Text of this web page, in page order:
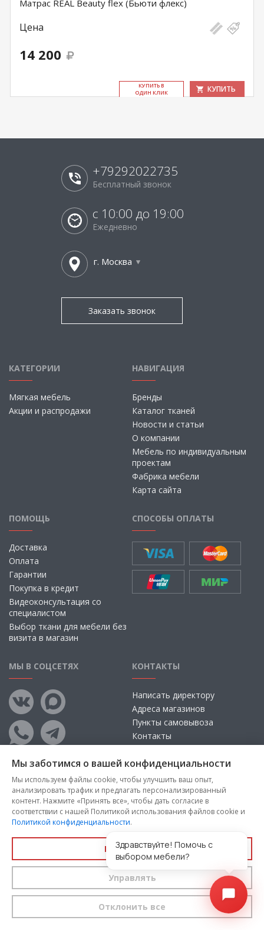
Матрас REAL Beauty flex (Бьюти флекс)
Цена
14 200
КУ­ПИТЬ В
ОДИН КЛИК
КУПИТЬ
+79292022735
Бесплатный звонок
с 10:00 до 19:00
Ежедневно
г. Москва
Заказать звонок
КАТЕГОРИИ
Мягкая мебель
Акции и распродажи
НАВИГАЦИЯ
Бренды
Каталог тканей
Новости и статьи
О компании
Мебель по индивидуальным
проектам
Фабрика мебели
Карта сайта
ПОМОЩЬ
Доставка
Оплата
Гарантии
Покупка в кредит
Видеоконсультация со
специалистом
Выбор ткани для мебели без
визита в магазин
СПОСОБЫ ОПЛАТЫ
МЫ В СОЦСЕТЯХ КОНТАКТЫ
Написать директору
Адреса магазинов
Пункты самовывоза
Контакты
Copyright © 2026, ООО «100 Диванов» — Все права защищены
Администрация Сайта не несет ответственности за
размещаемые Пользователями материалы, их содержание,
качество.
политики конфиденциальностии
пользовательского соглашениякаждый раз, когда оставляете
свои данные в любой форме обратной связи на сайте
Мы заботимся о вашей конфиденциальности
Мы используем файлы cookie, чтобы улучшить ваш опыт,
анализировать трафик и предлагать персонализированный
контент. Нажмите «Принять все», чтобы дать согласие в
соответствии с нашей Политикой использования файлов cookie и
Политикой конфиденциальности.
Принять все
Управлять
Отклонить все
Здравствуйте! Помочь с
выбором мебели?